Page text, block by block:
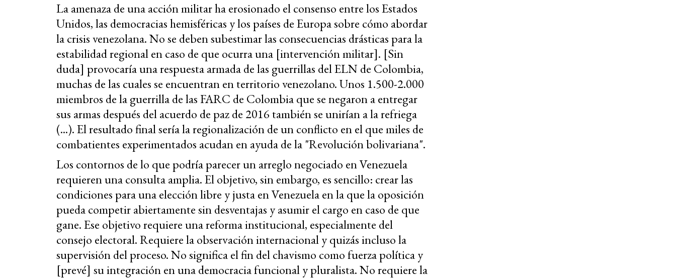
La amenaza de una acción militar ha erosionado el consenso entre los Estados
Unidos, las democracias hemisféricas y los países de Europa sobre cómo abordar
la crisis venezolana. No se deben subestimar las consecuencias drásticas para la
estabilidad regional en caso de que ocurra una [intervención militar]. [Sin
duda] provocaría una respuesta armada de las guerrillas del ELN de Colombia,
muchas de las cuales se encuentran en territorio venezolano. Unos 1.500-2.000
miembros de la guerrilla de las FARC de Colombia que se negaron a entregar
sus armas después del acuerdo de paz de 2016 también se unirían a la refriega
(...). El resultado final sería la regionalización de un conflicto en el que miles de
combatientes experimentados acudan en ayuda de la "Revolución bolivariana".
Los contornos de lo que podría parecer un arreglo negociado en Venezuela
requieren una consulta amplia. El objetivo, sin embargo, es sencillo: crear las
condiciones para una elección libre y justa en Venezuela en la que la oposición
pueda competir abiertamente sin desventajas y asumir el cargo en caso de que
gane. Ese objetivo requiere una reforma institucional, especialmente del
consejo electoral. Requiere la observación internacional y quizás incluso la
supervisión del proceso. No significa el fin del chavismo como fuerza política y
[prevé] su integración en una democracia funcional y pluralista. No requiere la